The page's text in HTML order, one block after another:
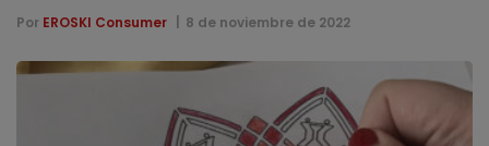
Por EROSKI Consumer 8 de noviembre de 2022